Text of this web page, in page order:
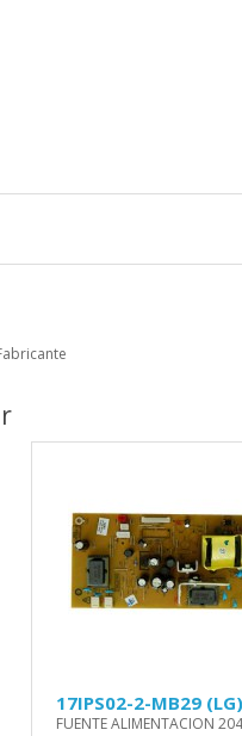
17IPS02-2-MB29 (LG)
FUENTE ALIMENTACION